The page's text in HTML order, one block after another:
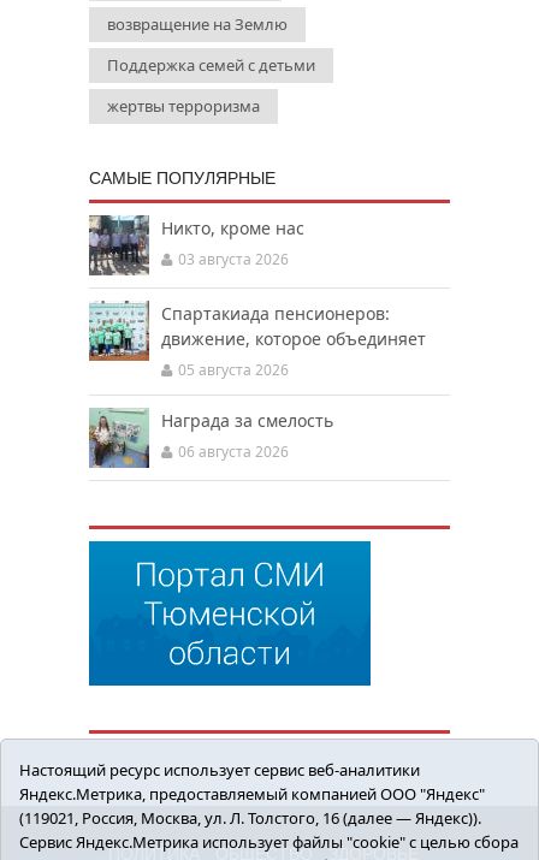
возвращение на Землю
Поддержка семей с детьми
жертвы терроризма
САМЫЕ ПОПУЛЯРНЫЕ
Никто, кроме нас
03 августа 2026
Спартакиада пенсионеров:
движение, которое объединяет
05 августа 2026
Награда за смелость
06 августа 2026
ПОЛИТИКА ОБЩЕСТВО ЗДОРОВЬЕ
Настоящий ресурс использует сервис веб-аналитики
Яндекс.Метрика, предоставляемый компанией ООО "Яндекс"
(119021, Россия, Москва, ул. Л. Толстого, 16 (далее — Яндекс)).
Сервис Яндекс.Метрика использует файлы "cookie" с целью сбора